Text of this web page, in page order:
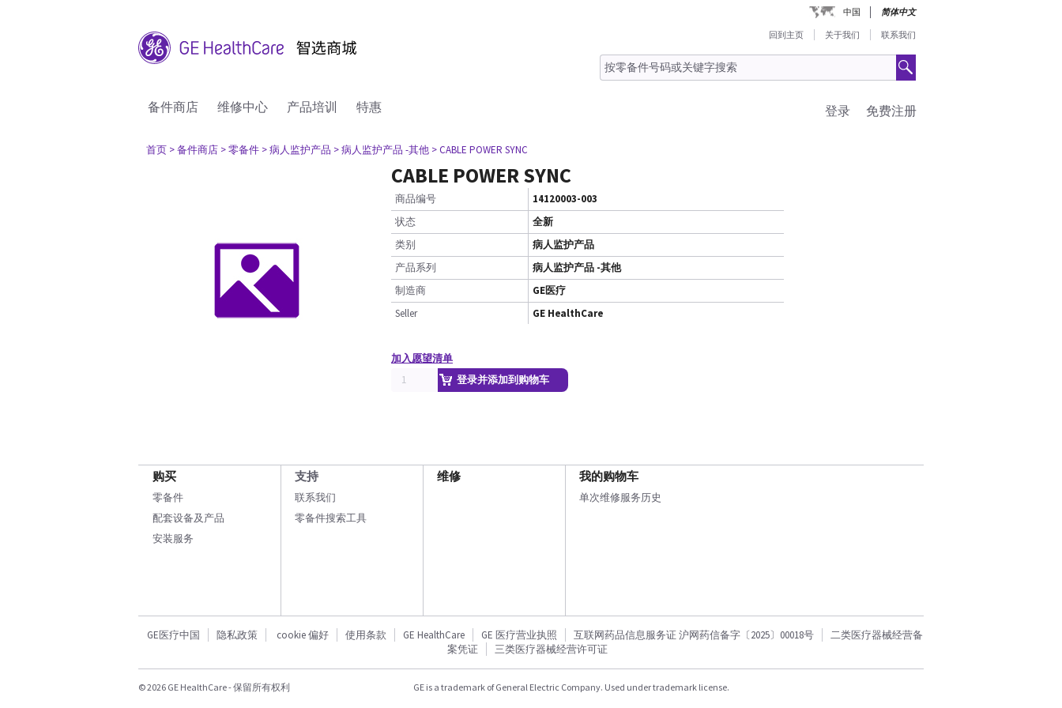
中国 简体中文
回到主页 关于我们 联系我们
备件商店 维修中心 产品培训 特惠 免费注册
登录
首页 > 备件商店 > 零备件 > 病人监护产品 > 病人监护产品 -其他 > CABLE POWER SYNC
CABLE POWER SYNC
商品编号
14120003-003
状态
全新
类别
病人监护产品
产品系列
病人监护产品 -其他
制造商
GE医疗
Seller
GE HealthCare
加入愿望清单
登录并添加到购物车
购买
零备件
配套设备及产品
安装服务
支持
联系我们
零备件搜索工具
维修 我的购物车
单次维修服务历史
GE医疗中国 隐私政策 cookie 偏好 使用条款 GE HealthCare GE 医疗营业执照 互联网药品信息服务证 沪网药信备字〔2025〕00018号
二类医疗器械经营备
案凭证
三类医疗器械经营许可证
© 2026 GE HealthCare - 保留所有权利 GE is a trademark of General Electric Company. Used under trademark license.